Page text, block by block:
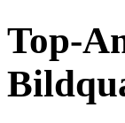
Top-